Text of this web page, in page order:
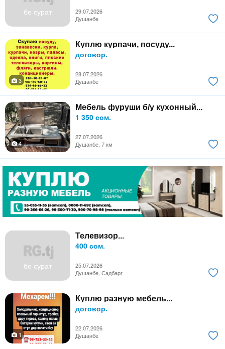
бе сурат
29.07.2026
Душанбе
Куплю курпачи, посуду...
договор.
28.07.2026
3
Душанбе
Мебель фуруши б/у кухонный...
1 350 сом.
27.07.2026
4
Душанбе, 7 км
бе сурат
Телевизор...
400 сом.
25.07.2026
Душанбе, Садбарг
Куплю разную мебель...
договор.
22.07.2026
1
Душанбе